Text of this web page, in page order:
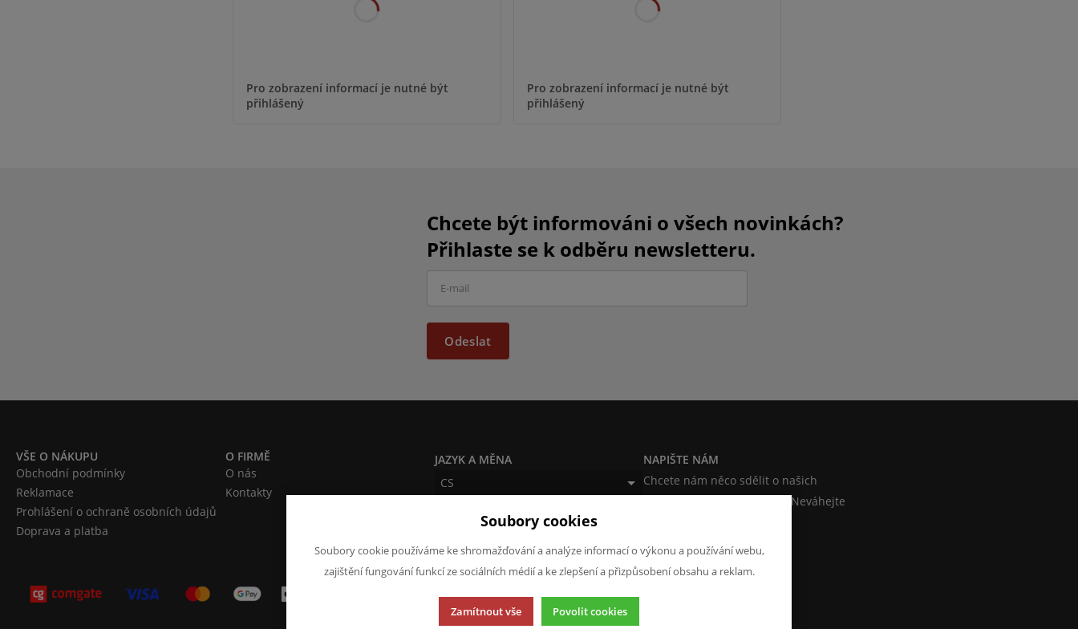
Pro zobrazení informací je nutné být
přihlášený
Pro zobrazení informací je nutné být
přihlášený
Chcete být informováni o všech novinkách?
Přihlaste se k odběru newsletteru.
Odeslat
VŠE O NÁKUPU
Obchodní podmínky
Reklamace
Prohlášení o ochraně osobních údajů
Doprava a platba
O FIRMĚ
O nás
Kontakty
JAZYK A MĚNA
CS
CZK (Kč)
NAPIŠTE NÁM
Chcete nám něco sdělit o našich
produktech nebo e-shopu? Neváhejte
Chci napsat zprávu
Soubory cookies
Soubory cookie používáme ke shromažďování a analýze informací o výkonu a používání webu,
zajištění fungování funkcí ze sociálních médií a ke zlepšení a přizpůsobení obsahu a reklam.
Zamítnout vše Povolit cookies